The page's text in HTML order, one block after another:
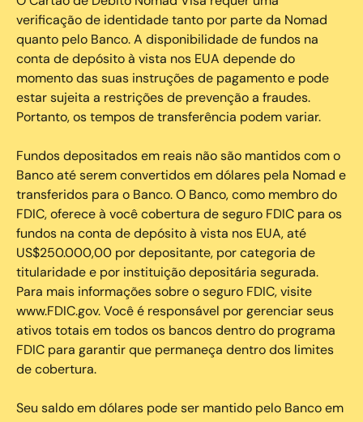
verificação de identidade tanto por parte da Nomad
quanto pelo Banco. A disponibilidade de fundos na
conta de depósito à vista nos EUA depende do
momento das suas instruções de pagamento e pode
estar sujeita a restrições de prevenção a fraudes.
Portanto, os tempos de transferência podem variar.
Fundos depositados em reais não são mantidos com o
Banco até serem convertidos em dólares pela Nomad e
transferidos para o Banco. O Banco, como membro do
FDIC, oferece à você cobertura de seguro FDIC para os
fundos na conta de depósito à vista nos EUA, até
US$250.000,00 por depositante, por categoria de
titularidade e por instituição depositária segurada.
Para mais informações sobre o seguro FDIC, visite
www.FDIC.gov. Você é responsável por gerenciar seus
ativos totais em todos os bancos dentro do programa
FDIC para garantir que permaneça dentro dos limites
de cobertura.
Seu saldo em dólares pode ser mantido pelo Banco em